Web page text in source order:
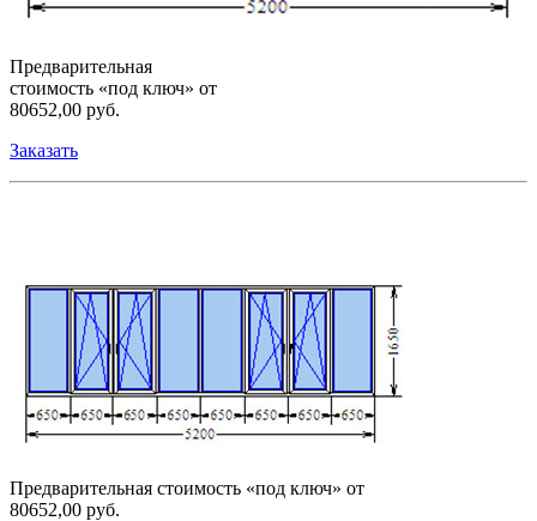
Предварительная
стоимость «под ключ» от
80652,00 руб.
Заказать
Предварительная стоимость «под ключ» от
80652,00 руб.